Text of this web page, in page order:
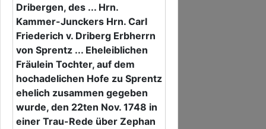
Dribergen, des ... Hrn.
Kammer-Junckers Hrn. Carl
Friederich v. Driberg Erbherrn
von Sprentz ... Eheleiblichen
Fräulein Tochter, auf dem
hochadelichen Hofe zu Sprentz
ehelich zusammen gegeben
wurde, den 22ten Nov. 1748 in
einer Trau-Rede über Zephan